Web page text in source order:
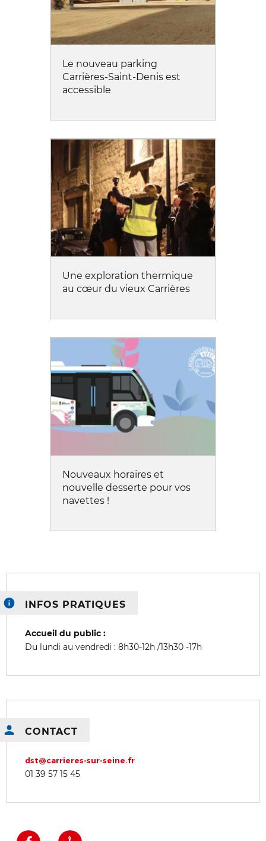
Le nouveau parking
Carrières-Saint-Denis est
accessible
Une exploration thermique
au cœur du vieux Carrières
Nouveaux horaires et
nouvelle desserte pour vos
navettes !
INFOS PRATIQUES
Accueil du public :
Du lundi au vendredi : 8h30-12h /13h30 -17h
CONTACT
dst@carrieres-sur-seine.fr
01 39 57 15 45